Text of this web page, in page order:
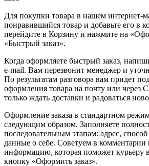
Для покупки товара в нашем интернет-
понравившийся товар и добавьте его в
перейдите в Корзину и нажмите на
«Быстрый заказ».
Когда оформляете быстрый заказ,
e-mail. Вам перезвонит менеджер и
По результатам разговора вам придет
оформления товара на почту или через
только ждать доставки и радоваться
Оформление заказа в стандартном
следующим образом. Заполняете
последовательным этапам: адрес,
данные о себе. Советуем в комментарии
информацию, которая поможет курьеру
кнопку «Оформить заказ».